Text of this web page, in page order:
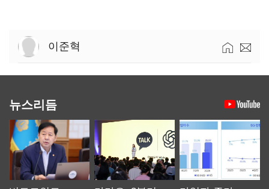
이준혁
뉴스리듬